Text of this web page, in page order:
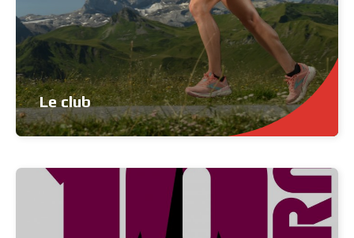
Le club